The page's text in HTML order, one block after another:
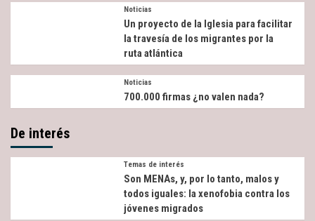
Noticias
Un proyecto de la Iglesia para facilitar
la travesía de los migrantes por la
ruta atlántica
Noticias
700.000 firmas ¿no valen nada?
De interés
Temas de interés
Son MENAs, y, por lo tanto, malos y
todos iguales: la xenofobia contra los
jóvenes migrados